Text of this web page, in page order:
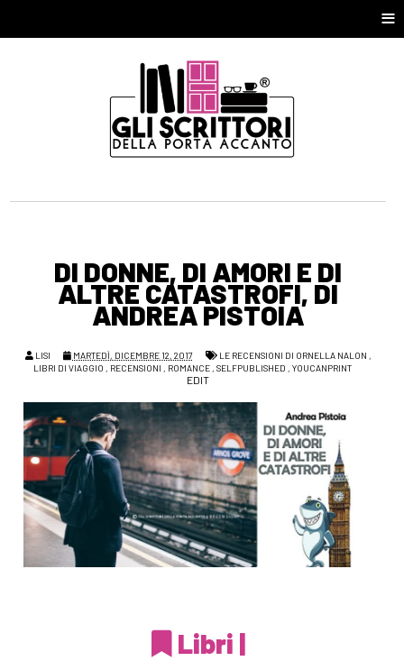
≡
DI DONNE, DI AMORI E DI
ALTRE CATASTROFI, DI
ANDREA PISTOIA
LISI MARTEDÌ, DICEMBRE 12, 2017 LE RECENSIONI DI ORNELLA NALON ,
LIBRI DI VIAGGIO , RECENSIONI , ROMANCE ,SELFPUBLISHED ,YOUCANPRINT
EDIT
Libri |